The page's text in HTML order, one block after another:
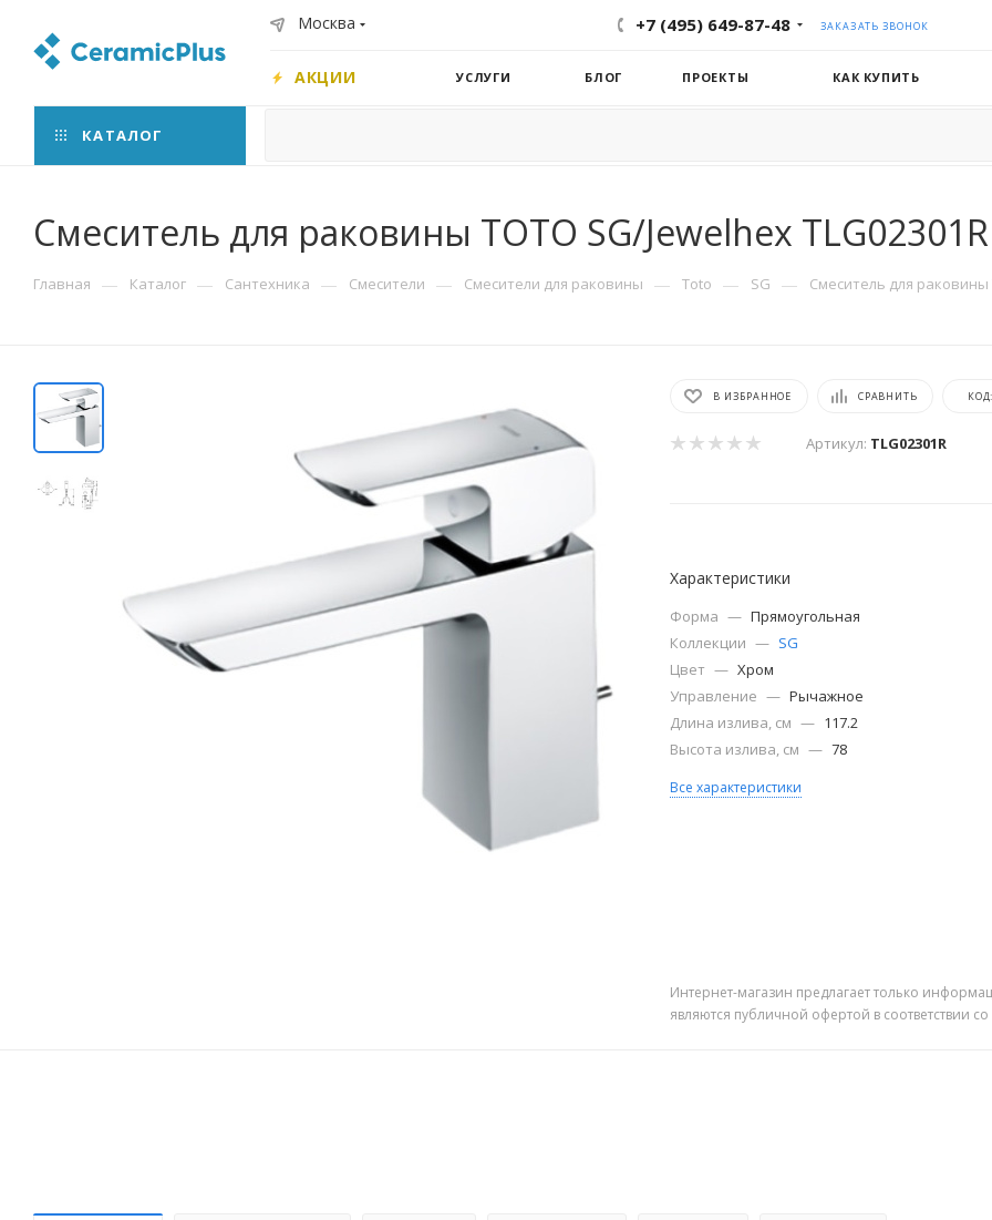
Москва +7 (495) 649-87-48 ЗАКАЗАТЬ ЗВОНОК
АКЦИИ УСЛУГИ БЛОГ ПРОЕКТЫ КАК КУПИТЬ
КАТАЛОГ
Смеситель для раковины TOTO SG/Jewelhex TLG02301R
Главная — Каталог — Сантехника — Смесители — Смесители для раковины — Toto — SG — Смеситель для раковины
В ИЗБРАННОЕ СРАВНИТЬ
Артикул: TLG02301R
Характеристики
Форма — Прямоугольная
Коллекции — SG
Цвет — Хром
Управление — Рычажное
Длина излива, см — 117.2
Высота излива, см — 78
Все характеристики
Интернет-магазин предлагает только
являются публичной офертой в соответствии